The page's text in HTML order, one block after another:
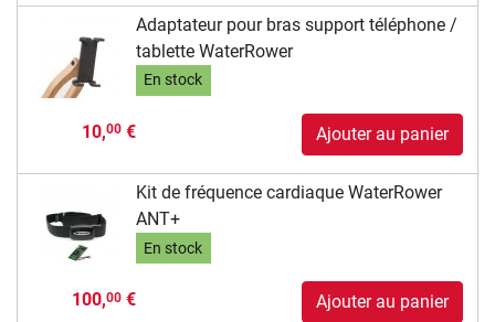
Adaptateur pour bras support téléphone /
tablette WaterRower
En stock
10,00€ Ajouter au panier
Kit de fréquence cardiaque WaterRower
ANT+
En stock
100,00€ Ajouter au panier